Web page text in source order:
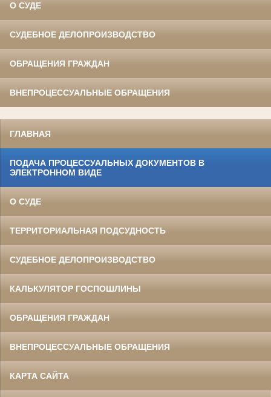
О СУДЕ
СУДЕБНОЕ ДЕЛОПРОИЗВОДСТВО
ОБРАЩЕНИЯ ГРАЖДАН
ВНЕПРОЦЕССУАЛЬНЫЕ ОБРАЩЕНИЯ
ГЛАВНАЯ
ПОДАЧА ПРОЦЕССУАЛЬНЫХ ДОКУМЕНТОВ В
ЭЛЕКТРОННОМ ВИДЕ
О СУДЕ
ТЕРРИТОРИАЛЬНАЯ ПОДСУДНОСТЬ
СУДЕБНОЕ ДЕЛОПРОИЗВОДСТВО
КАЛЬКУЛЯТОР ГОСПОШЛИНЫ
ОБРАЩЕНИЯ ГРАЖДАН
ВНЕПРОЦЕССУАЛЬНЫЕ ОБРАЩЕНИЯ
КАРТА САЙТА